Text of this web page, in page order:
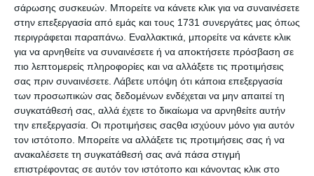
σάρωσης συσκευών. Μπορείτε να κάνετε κλικ για να συναινέσετε
στην επεξεργασία από εμάς και τους 1731 συνεργάτες μας όπως
περιγράφεται παραπάνω. Εναλλακτικά, μπορείτε να κάνετε κλικ
για να αρνηθείτε να συναινέσετε ή να αποκτήσετε πρόσβαση σε
πιο λεπτομερείς πληροφορίες και να αλλάξετε τις προτιμήσεις
σας πριν συναινέσετε. Λάβετε υπόψη ότι κάποια επεξεργασία
των προσωπικών σας δεδομένων ενδέχεται να μην απαιτεί τη
συγκατάθεσή σας, αλλά έχετε το δικαίωμα να αρνηθείτε αυτήν
την επεξεργασία. Οι προτιμήσεις σαςθα ισχύουν μόνο για αυτόν
τον ιστότοπο. Μπορείτε να αλλάξετε τις προτιμήσεις σας ή να
ανακαλέσετε τη συγκατάθεσή σας ανά πάσα στιγμή
επιστρέφοντας σε αυτόν τον ιστότοπο και κάνοντας κλικ στο